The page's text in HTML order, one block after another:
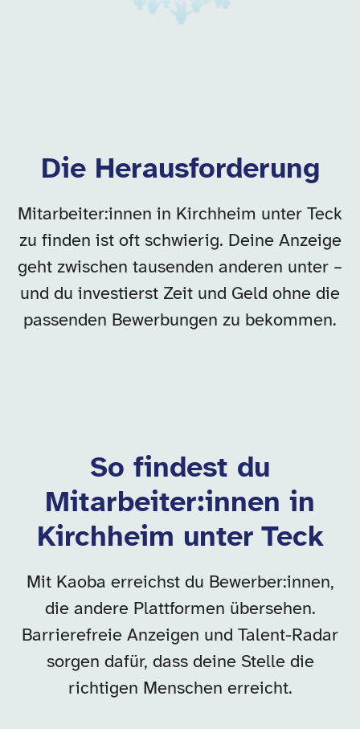
Die Herausforderung
Mitarbeiter:innen in Kirchheim unter Teck
zu finden ist oft schwierig. Deine Anzeige
geht zwischen tausenden anderen unter –
und du investierst Zeit und Geld ohne die
passenden Bewerbungen zu bekommen.
So findest du
Mitarbeiter:innen in
Kirchheim unter Teck
Mit Kaoba erreichst du Bewerber:innen,
die andere Plattformen übersehen.
Barrierefreie Anzeigen und Talent-Radar
sorgen dafür, dass deine Stelle die
richtigen Menschen erreicht.